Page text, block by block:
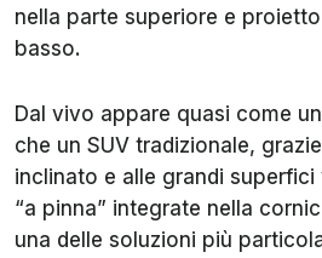
nella parte superiore e
basso.
Dal vivo appare quasi come
che un SUV tradizionale, grazie
inclinato e alle grandi superfici
“a pinna” integrate nella
una delle soluzioni più